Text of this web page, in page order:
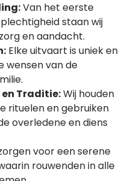
Van het eerste
staan wij
en aandacht.
Elke uitvaart is uniek en
wensen van de
Traditie:Wij houden
rituelen en gebruiken
overledene en diens
voor een serene
rouwenden in alle